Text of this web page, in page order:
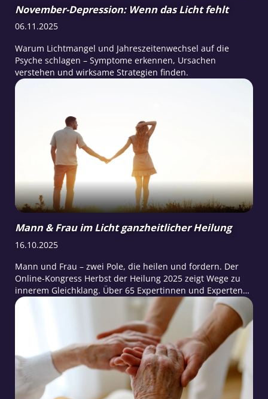
November-Depression: Wenn das Licht fehlt
06.11.2025
Warum Lichtmangel und Jahreszeitenwechsel auf die
Psyche schlagen – Symptome erkennen, Ursachen
verstehen und wirksame Strategien finden.
Mann & Frau im Licht ganzheitlicher Heilung
16.10.2025
Mann und Frau – zwei Pole, die heilen und fordern. Der
Online-Kongress Herbst der Heilung 2025 zeigt Wege zu
innerem Gleichklang. Über 65 Expertinnen und Experten
teilen ihr Wissen. Bei raum&zeit finden Sie dazu
vertiefende Artikel zur Männer- und Frauenmedizin.